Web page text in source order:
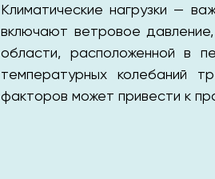
Климатические нагрузки —
включают ветровое
области, расположенной в
температурных колебаний
факторов может привести к